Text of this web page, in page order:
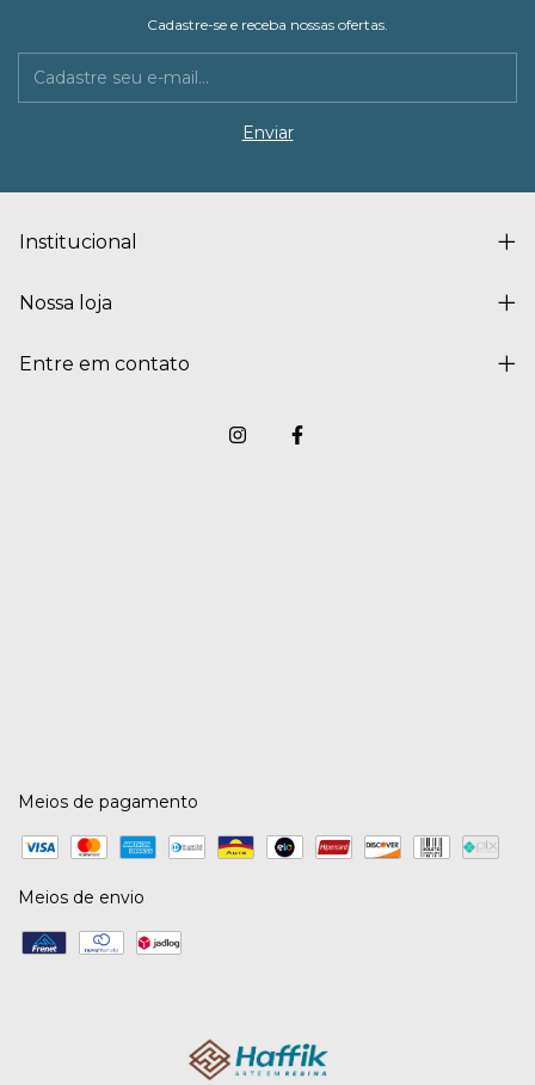
Cadastre-se e receba nossas ofertas.
Institucional
Nossa loja
Entre em contato
Meios de pagamento
Meios de envio